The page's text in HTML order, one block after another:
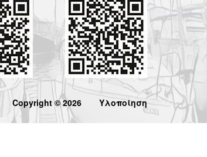
Copyright © 2026 Υλοποίηση